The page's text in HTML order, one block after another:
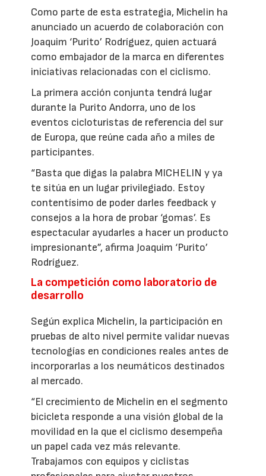
Como parte de esta estrategia, Michelin ha
anunciado un acuerdo de colaboración con
Joaquim ‘Purito’ Rodríguez, quien actuará
como embajador de la marca en diferentes
iniciativas relacionadas con el ciclismo.
La primera acción conjunta tendrá lugar
durante la Purito Andorra, uno de los
eventos cicloturistas de referencia del sur
de Europa, que reúne cada año a miles de
participantes.
“Basta que digas la palabra MICHELIN y ya
te sitúa en un lugar privilegiado. Estoy
contentísimo de poder darles feedback y
consejos a la hora de probar ‘gomas’. Es
espectacular ayudarles a hacer un producto
impresionante”, afirma Joaquim ‘Purito’
Rodríguez.
La competición como laboratorio de
desarrollo
Según explica Michelin, la participación en
pruebas de alto nivel permite validar nuevas
tecnologías en condiciones reales antes de
incorporarlas a los neumáticos destinados
al mercado.
“El crecimiento de Michelin en el segmento
bicicleta responde a una visión global de la
movilidad en la que el ciclismo desempeña
un papel cada vez más relevante.
Trabajamos con equipos y ciclistas